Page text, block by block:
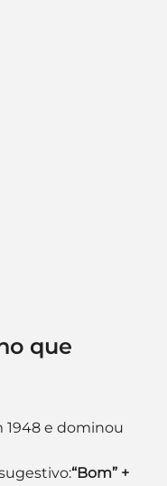
que
1948 e dominou
“Bom” +